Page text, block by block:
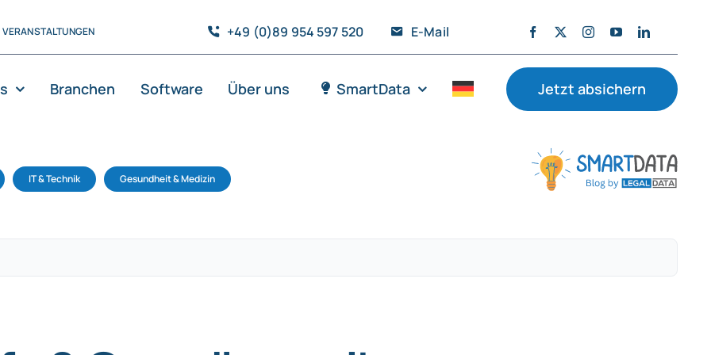
VERANSTALTUNGEN +49 (0)89 954 597 520 E-Mail
Branchen Software Über uns SmartData Jetzt absichern
IT & Technik Gesundheit & Medizin